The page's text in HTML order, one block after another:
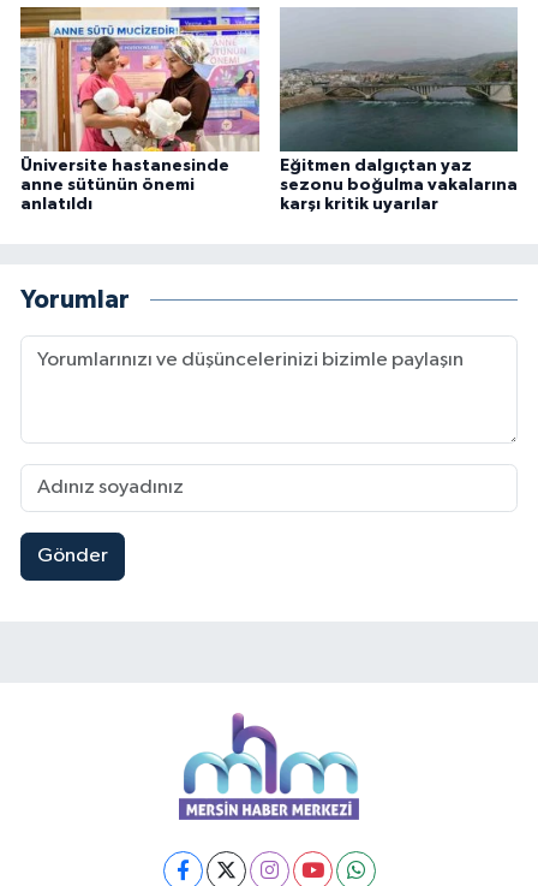
Üniversite hastanesinde
anne sütünün önemi
anlatıldı
Eğitmen dalgıçtan yaz
sezonu boğulma vakalarına
karşı kritik uyarılar
Yorumlar
Gönder